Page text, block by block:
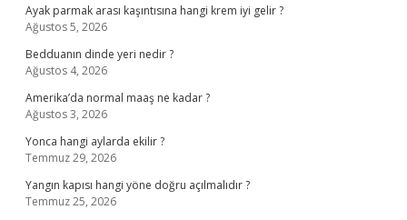
Ayak parmak arası kaşıntısına hangi krem iyi gelir ?
Ağustos 5, 2026
Bedduanın dinde yeri nedir ?
Ağustos 4, 2026
Amerika’da normal maaş ne kadar ?
Ağustos 3, 2026
Yonca hangi aylarda ekilir ?
Temmuz 29, 2026
Yangın kapısı hangi yöne doğru açılmalıdır ?
Temmuz 25, 2026